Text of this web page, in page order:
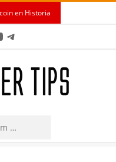
en Historia
Telegram